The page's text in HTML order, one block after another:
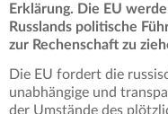
Erklärung. Die EU
Russlands politische
zur Rechenschaft zu
Die EU fordert die
unabhängige und
der Umstände des